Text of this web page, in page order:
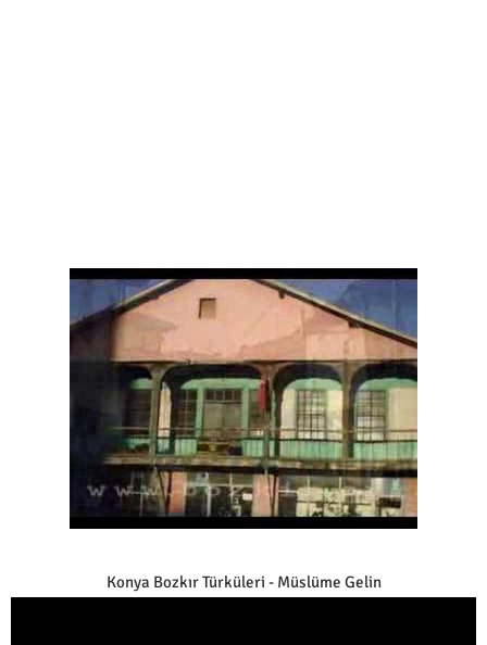
Konya Bozkır Türküleri - Müslüme Gelin